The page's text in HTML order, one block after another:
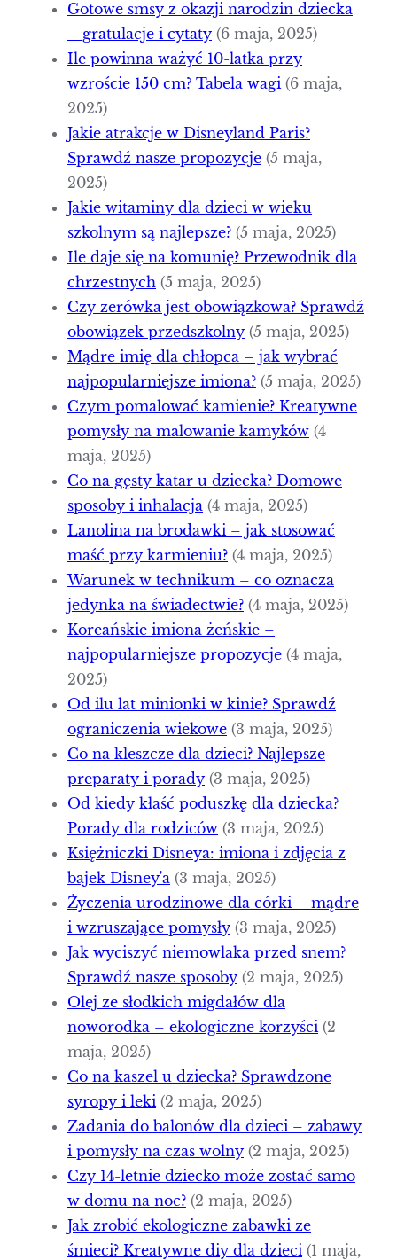
Gotowe smsy z okazji narodzin dziecka
– gratulacje i cytaty (6 maja, 2025)
Ile powinna ważyć 10-latka przy
wzroście 150 cm? Tabela wagi (6 maja,
2025)
Jakie atrakcje w Disneyland Paris?
Sprawdź nasze propozycje (5 maja,
2025)
Jakie witaminy dla dzieci w wieku
szkolnym są najlepsze? (5 maja, 2025)
Ile daje się na komunię? Przewodnik dla
chrzestnych (5 maja, 2025)
Czy zerówka jest obowiązkowa? Sprawdź
obowiązek przedszkolny (5 maja, 2025)
Mądre imię dla chłopca – jak wybrać
najpopularniejsze imiona? (5 maja, 2025)
Czym pomalować kamienie? Kreatywne
pomysły na malowanie kamyków (4
maja, 2025)
Co na gęsty katar u dziecka? Domowe
sposoby i inhalacja (4 maja, 2025)
Lanolina na brodawki – jak stosować
maść przy karmieniu? (4 maja, 2025)
Warunek w technikum – co oznacza
jedynka na świadectwie? (4 maja, 2025)
Koreańskie imiona żeńskie –
najpopularniejsze propozycje (4 maja,
2025)
Od ilu lat minionki w kinie? Sprawdź
ograniczenia wiekowe (3 maja, 2025)
Co na kleszcze dla dzieci? Najlepsze
preparaty i porady (3 maja, 2025)
Od kiedy kłaść poduszkę dla dziecka?
Porady dla rodziców (3 maja, 2025)
Księżniczki Disneya: imiona i zdjęcia z
bajek Disney'a (3 maja, 2025)
Życzenia urodzinowe dla córki – mądre
i wzruszające pomysły (3 maja, 2025)
Jak wyciszyć niemowlaka przed snem?
Sprawdź nasze sposoby (2 maja, 2025)
Olej ze słodkich migdałów dla
noworodka – ekologiczne korzyści (2
maja, 2025)
Co na kaszel u dziecka? Sprawdzone
syropy i leki (2 maja, 2025)
Zadania do balonów dla dzieci – zabawy
i pomysły na czas wolny (2 maja, 2025)
Czy 14-letnie dziecko może zostać samo
w domu na noc? (2 maja, 2025)
Jak zrobić ekologiczne zabawki ze
śmieci? Kreatywne diy dla dzieci (1 maja,